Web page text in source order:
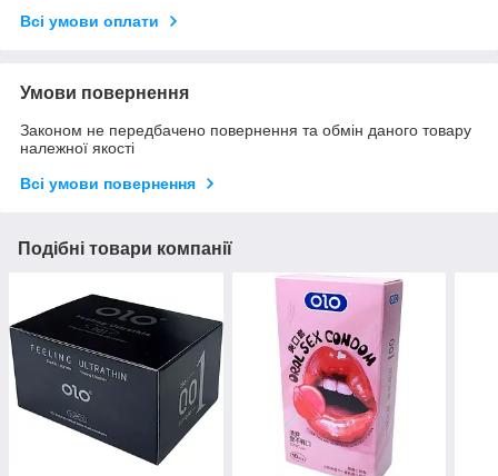
Всі умови оплати
Умови повернення
Законом не передбачено повернення та обмін даного товару
належної якості
Всі умови повернення
Подібні товари компанії